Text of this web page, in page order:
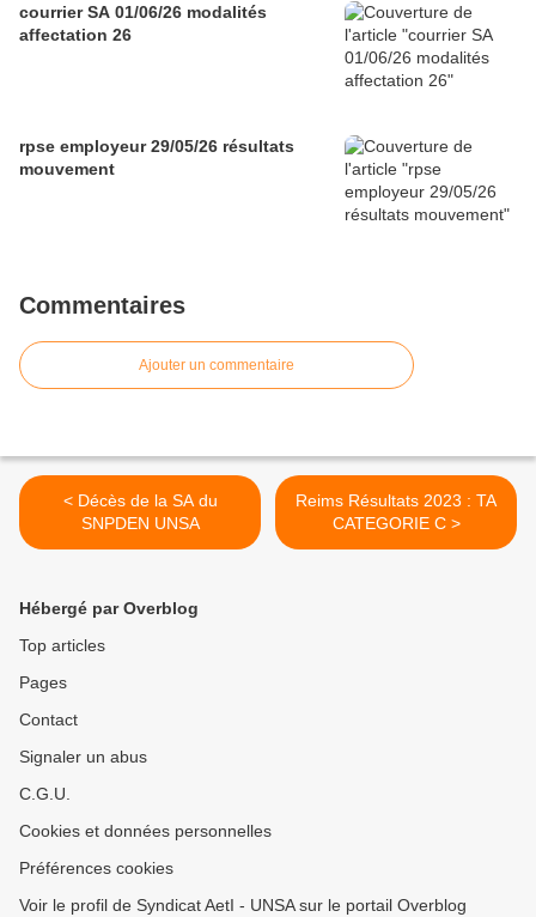
courrier SA 01/06/26 modalités
affectation 26
rpse employeur 29/05/26 résultats
mouvement
Commentaires
Ajouter un commentaire
< Décès de la SA du
SNPDEN UNSA
Reims Résultats 2023 : TA
CATEGORIE C >
Hébergé par Overblog
Top articles
Pages
Contact
Signaler un abus
C.G.U.
Cookies et données personnelles
Préférences cookies
Voir le profil de Syndicat AetI - UNSA sur le portail Overblog